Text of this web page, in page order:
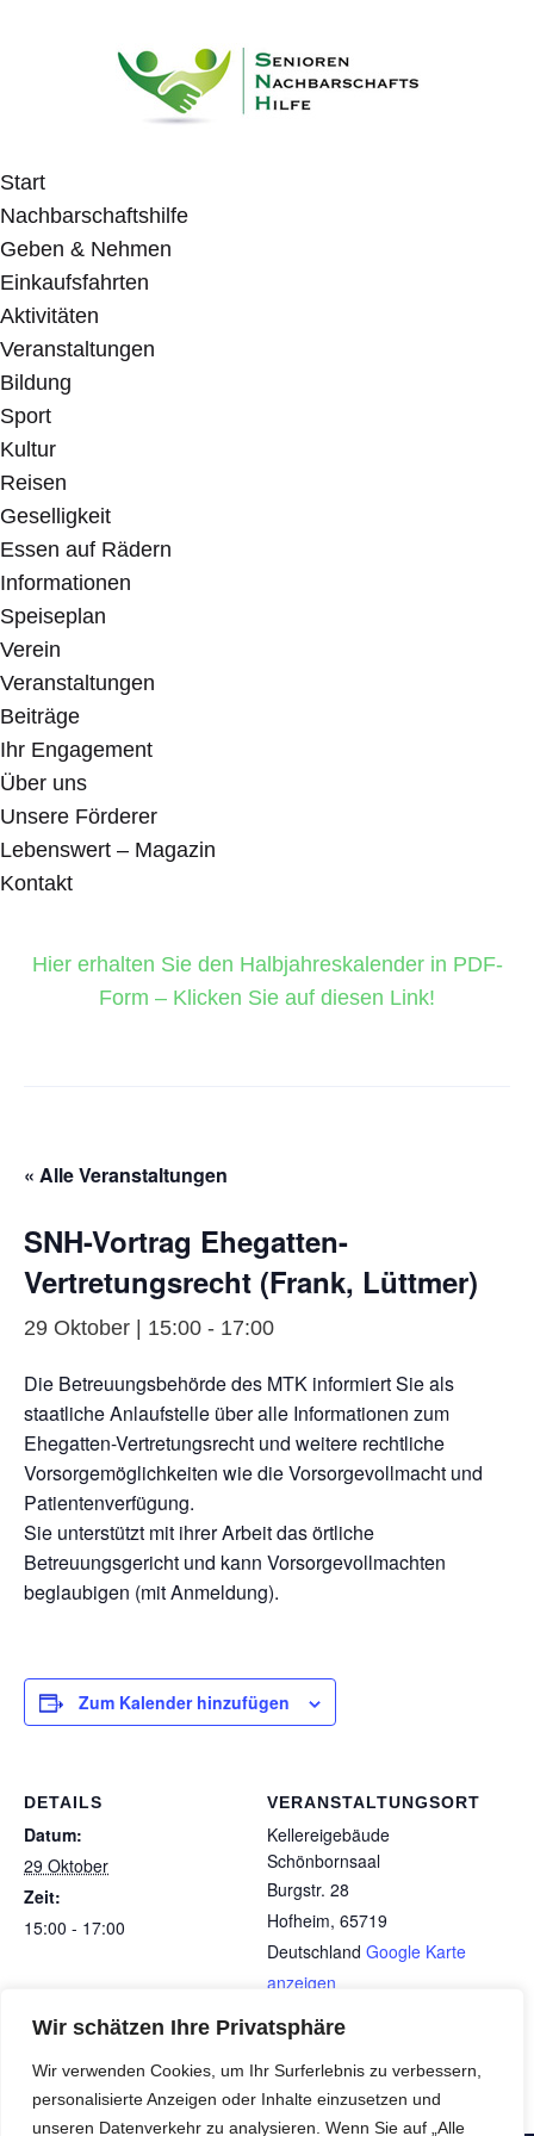
Wir schätzen Ihre Privatsphäre
Wir verwenden Cookies, um Ihr Surferlebnis zu verbessern,
personalisierte Anzeigen oder Inhalte einzusetzen und
unseren Datenverkehr zu analysieren. Wenn Sie auf „Alle
Start
Nachbarschaftshilfe
Geben & Nehmen
Einkaufsfahrten
Aktivitäten
Veranstaltungen
Bildung
Sport
Kultur
Reisen
Geselligkeit
Essen auf Rädern
Informationen
Speiseplan
Verein
Veranstaltungen
Beiträge
Ihr Engagement
Über uns
Unsere Förderer
Lebenswert – Magazin
Kontakt
Hier erhalten Sie den Halbjahreskalender in PDF-
Form – Klicken Sie auf diesen Link!
« Alle Veranstaltungen
SNH-Vortrag Ehegatten-
Vertretungsrecht (Frank, Lüttmer)
29 Oktober | 15:00 - 17:00
Die Betreuungsbehörde des MTK informiert Sie als
staatliche Anlaufstelle über alle Informationen zum
Ehegatten-Vertretungsrecht und weitere rechtliche
Vorsorgemöglichkeiten wie die Vorsorgevollmacht und
Patientenverfügung.
Sie unterstützt mit ihrer Arbeit das örtliche
Betreuungsgericht und kann Vorsorgevollmachten
beglaubigen (mit Anmeldung).
Zum Kalender hinzufügen
DETAILS
Datum:
29 Oktober
Zeit:
15:00 - 17:00
VERANSTALTUNGSORT
Kellereigebäude
Schönbornsaal
Burgstr. 28
Hofheim, 65719
Deutschland Google Karte
anzeigen
(Bender + Team)
(Bill, Hager)